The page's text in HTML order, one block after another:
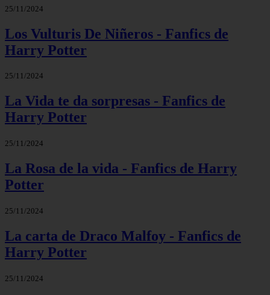
25/11/2024
Los Vulturis De Niñeros - Fanfics de
Harry Potter
25/11/2024
La Vida te da sorpresas - Fanfics de
Harry Potter
25/11/2024
La Rosa de la vida - Fanfics de Harry
Potter
25/11/2024
La carta de Draco Malfoy - Fanfics de
Harry Potter
25/11/2024